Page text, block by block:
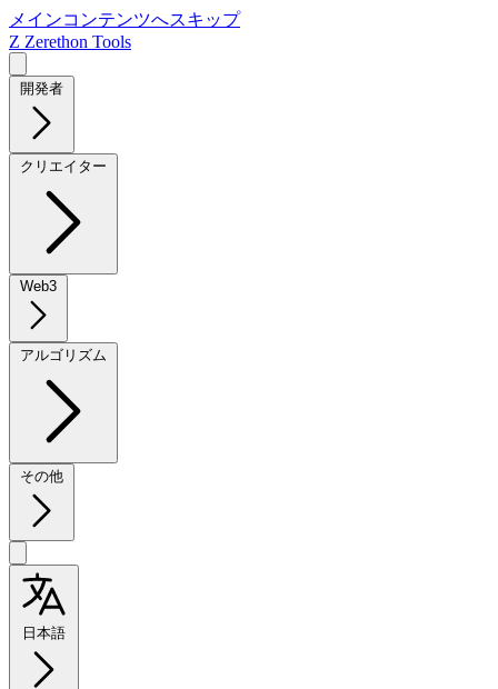
メインコンテンツへスキップ
Z Zerethon Tools
開発者
クリエイター
Web3
アルゴリズム
その他
日本語